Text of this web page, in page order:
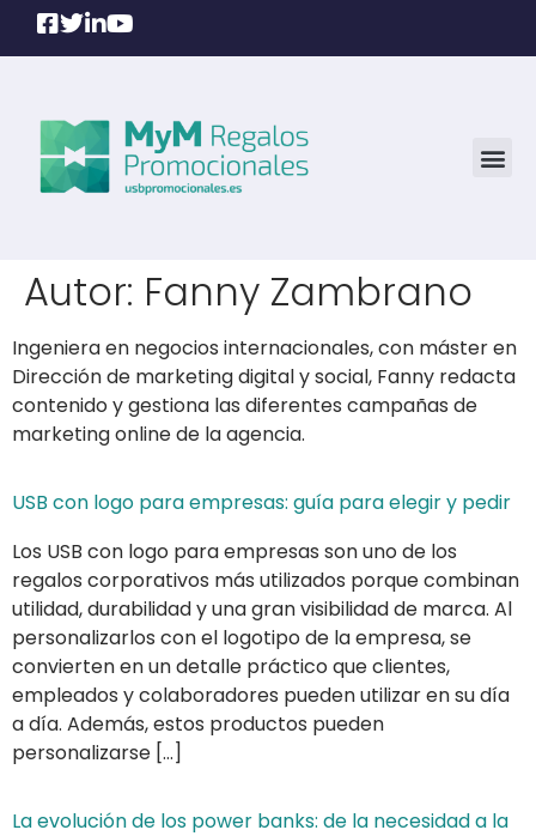
Autor: Fanny Zambrano
Ingeniera en negocios internacionales, con máster en
Dirección de marketing digital y social, Fanny redacta
contenido y gestiona las diferentes campañas de
marketing online de la agencia.
USB con logo para empresas: guía para elegir y pedir
Los USB con logo para empresas son uno de los
regalos corporativos más utilizados porque combinan
utilidad, durabilidad y una gran visibilidad de marca. Al
personalizarlos con el logotipo de la empresa, se
convierten en un detalle práctico que clientes,
empleados y colaboradores pueden utilizar en su día
a día. Además, estos productos pueden
personalizarse […]
La evolución de los power banks: de la necesidad a la